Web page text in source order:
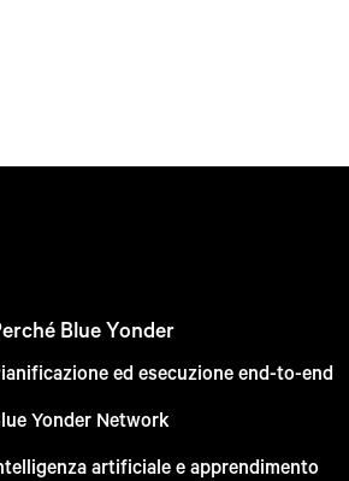
Blue Yonder
ed esecuzione end-to-end
Yonder Network
artificiale e apprendimento